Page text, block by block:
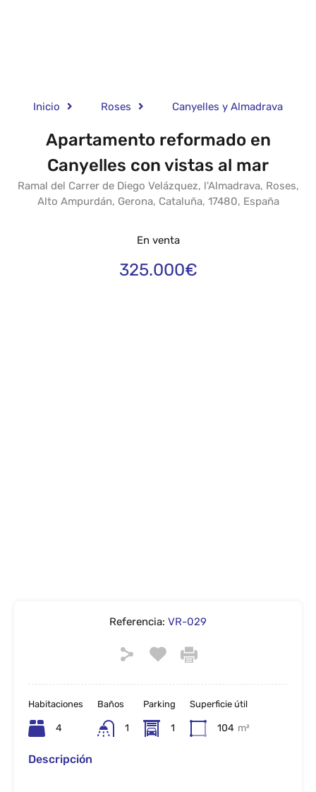
Inicio Roses Canyelles y Almadrava
Apartamento reformado en
Canyelles con vistas al mar
Ramal del Carrer de Diego Velázquez, l'Almadrava, Roses,
Alto Ampurdán, Gerona, Cataluña, 17480, España
En venta
325.000€
Referencia: VR-029
Habitaciones
4
Baños
1
Parking
1
Superficie útil
104 m²
Descripción